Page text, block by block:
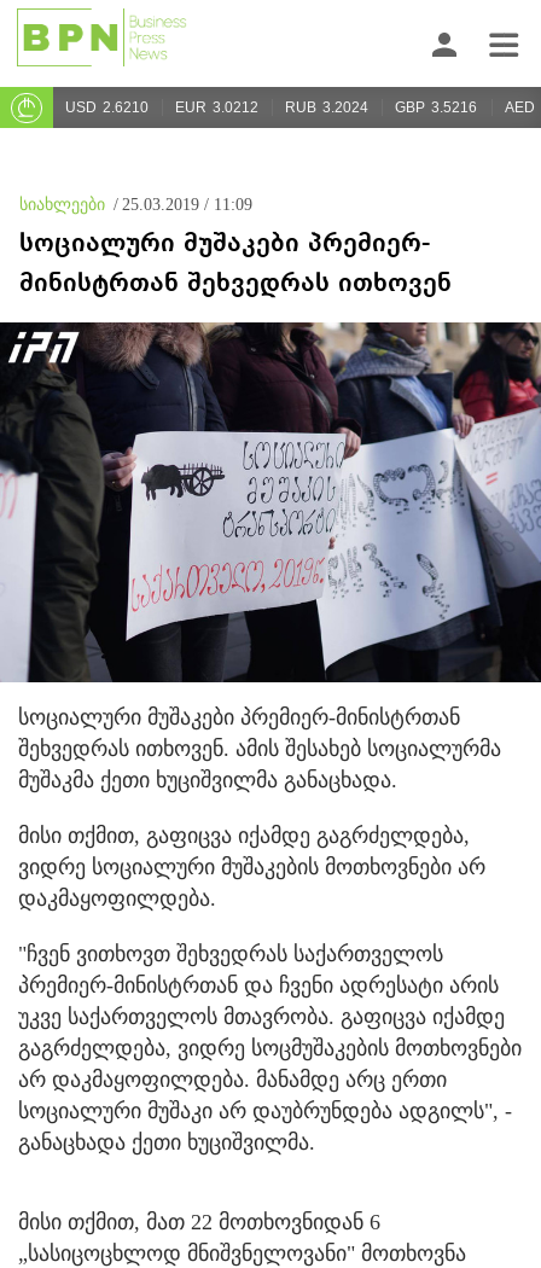
USD 2.6210 EUR 3.0212 RUB 3.2024 GBP 3.5216 AED
სიახლეები / 25.03.2019 / 11:09
სოციალური მუშაკები პრემიერ-
მინისტრთან შეხვედრას ითხოვენ
სოციალური მუშაკები პრემიერ-მინისტრთან
შეხვედრას ითხოვენ. ამის შესახებ სოციალურმა
მუშაკმა ქეთი ხუციშვილმა განაცხადა.
მისი თქმით, გაფიცვა იქამდე გაგრძელდება,
ვიდრე სოციალური მუშაკების მოთხოვნები არ
დაკმაყოფილდება.
"ჩვენ ვითხოვთ შეხვედრას საქართველოს
პრემიერ-მინისტრთან და ჩვენი ადრესატი არის
უკვე საქართველოს მთავრობა. გაფიცვა იქამდე
გაგრძელდება, ვიდრე სოცმუშაკების მოთხოვნები
არ დაკმაყოფილდება. მანამდე არც ერთი
სოციალური მუშაკი არ დაუბრუნდება ადგილს", -
განაცხადა ქეთი ხუციშვილმა.
მისი თქმით, მათ 22 მოთხოვნიდან 6
„სასიცოცხლოდ მნიშვნელოვანი" მოთხოვნა